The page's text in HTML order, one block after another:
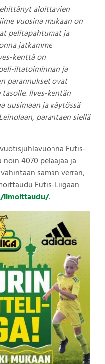
aloittavien
vuosina mukaan on
pelitapahtumat ja
jatkamme
kenttä on
iltatoiminnan ja
parannukset ovat
Ilves-kentän
uusimaan ja käytössä
parantaen siellä
Futis-
4070 pelaajaa ja
saman verran,
Futis-Liigaan
ilmoittaudu/.